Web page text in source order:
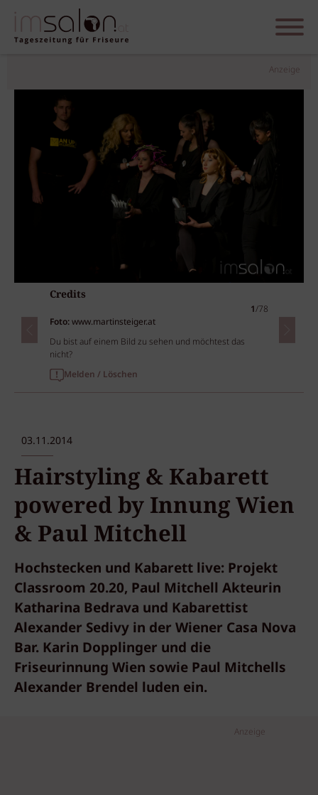
Anzeige
Credits
1/78
Foto:www.martinsteiger.at
Du bist auf einem Bild zu sehen und möchtest das
nicht?
Melden / Löschen
03.11.2014
Hairstyling & Kabarett
powered by Innung Wien
& Paul Mitchell
Hochstecken und Kabarett live: Projekt
Classroom 20.20, Paul Mitchell Akteurin
Katharina Bedrava und Kabarettist
Alexander Sedivy in der Wiener Casa Nova
Bar. Karin Dopplinger und die
Friseurinnung Wien sowie Paul Mitchells
Alexander Brendel luden ein.
Anzeige